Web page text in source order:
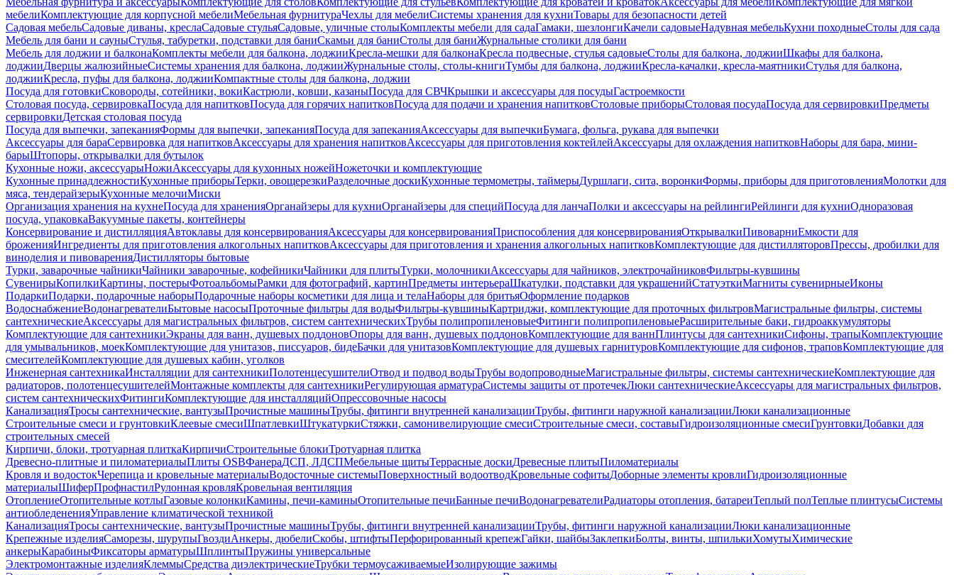
мебелиКомплектующие для корпусной мебелиМебельная фурнитураЧехлы для мебелиСистемы хранения для кухниТовары для безопасности детей
Садовая мебельСадовые диваны, креслаСадовые стульяСадовые, уличные столыКомплекты мебели для садаГамаки, шезлонгиКачели садовыеНадувная мебельКухни походныеСтолы для сада
Мебель для бани и сауныСтулья, табуретки, подставки для баниСкамьи для баниСтолы для баниЖурнальные столики для бани
Мебель для лоджии и балконаКомплекты мебели для балкона, лоджииКресла-мешки для балконаКресла подвесные, стулья садовыеСтолы для балкона, лоджииШкафы для балкона,
лоджииДверцы жалюзийныеСистемы хранения для балкона, лоджииЖурнальные столы, столы-книгиТумбы для балкона, лоджииКресла-качалки, кресла-маятникиСтулья для балкона,
лоджииКресла, пуфы для балкона, лоджииКомпактные столы для балкона, лоджии
Посуда для готовкиСковороды, сотейники, вокиКастрюли, ковши, казаныПосуда для СВЧКрышки и аксессуары для посудыГастроемкости
Столовая посуда, сервировкаПосуда для напитковПосуда для горячих напитковПосуда для подачи и хранения напитковСтоловые приборыСтоловая посудаПосуда для сервировкиПредметы
сервировкиДетская столовая посуда
Посуда для выпечки, запеканияФормы для выпечки, запеканияПосуда для запеканияАксессуары для выпечкиБумага, фольга, рукава для выпечки
Аксессуары для бараСервировка для напитковАксессуары для хранения напитковАксессуары для приготовления коктейлейАксессуары для охлаждения напитковНаборы для бара, мини-
барыШтопоры, открывалки для бутылок
Кухонные ножи, аксессуарыНожиАксессуары для кухонных ножейНожеточки и комплектующие
Кухонные принадлежностиКухонные приборыТерки, овощерезкиРазделочные доскиКухонные термометры, таймерыДуршлаги, сита, воронкиФормы, приборы для приготовленияМолотки для
мяса, тендерайзерыКухонные мелочиМиски
Организация хранения на кухнеПосуда для храненияОрганайзеры для кухниОрганайзеры для специйПосуда для ланчаПолки и аксессуары на рейлингиРейлинги для кухниОдноразовая
посуда, упаковкаВакуумные пакеты, контейнеры
Консервирование и дистилляцияАвтоклавы для консервированияАксессуары для консервированияПриспособления для консервированияОткрывалкиПивоварниЕмкости для
броженияИнгредиенты для приготовления алкогольных напитковАксессуары для приготовления и хранения алкогольных напитковКомплектующие для дистилляторовПрессы, дробилки для
виноделия и пивоваренияДистилляторы бытовые
Турки, заварочные чайникиЧайники заварочные, кофейникиЧайники для плитыТурки, молочникиАксессуары для чайников, электрочайниковФильтры-кувшины
СувенирыКопилкиКартины, постерыФотоальбомыРамки для фотографий, картинПредметы интерьераШкатулки, подставки для украшенийСтатуэткиМагниты сувенирныеИконы
ПодаркиПодарки, подарочные наборыПодарочные наборы косметики для лица и телаНаборы для бритьяОформление подарков
ВодоснабжениеВодонагревателиБытовые насосыПроточные фильтры для водыФильтры-кувшиныКартриджи, комплектующие для проточных фильтровМагистральные фильтры, системы
сантехническиеАксессуары для магистральных фильтров, систем сантехническихТрубы полипропиленовыеФитинги полипропиленовыеРасширительные баки, гидроаккумуляторы
Комплектующие для сантехникиЭкраны для ванн, душевых поддоновОпоры для ванн, душевых поддоновКомплектующие для ваннПлинтусы для сантехникиСифоны, трапыКомплектующие
для умывальников, моекКомплектующие для унитазов, писсуаров, бидеБачки для унитазовКомплектующие для душевых гарнитуровКомплектующие для сифонов, траповКомплектующие для
смесителейКомплектующие для душевых кабин, уголков
Инженерная сантехникаИнсталляции для сантехникиПолотенцесушителиОтвод и подвод водыТрубы водопроводныеМагистральные фильтры, системы сантехническиеКомплектующие для
радиаторов, полотенцесушителейМонтажные комплекты для сантехникиРегулирующая арматураСистемы защиты от протечекЛюки сантехническиеАксессуары для магистральных фильтров,
систем сантехническихФитингиКомплектующие для инсталляцийОпрессовочные насосы
КанализацияТросы сантехнические, вантузыПрочистные машиныТрубы, фитинги внутренней канализацииТрубы, фитинги наружной канализацииЛюки канализационные
Строительные смеси и грунтовкиКлеевые смесиШпатлевкиШтукатуркиСтяжки, самонивелирующие смесиСтроительные смеси, составыГидроизоляционные смесиГрунтовкиДобавки для
строительных смесей
Кирпичи, блоки, тротуарная плиткаКирпичиСтроительные блокиТротуарная плитка
Древесно-плитные и пиломатериалыПлиты OSBФанераДСП, ЛДСПМебельные щитыТеррасные доскиДревесные плитыПиломатериалы
Кровля и водостокЧерепица и кровельные материалыВодосточные системыПоверхностный водоотводКровельные софитыДоборные элементы кровлиГидроизоляционные
материалыШиферПрофнастилРулонная кровляКровельная вентиляция
ОтоплениеОтопительные котлыГазовые колонкиКамины, печи-каминыОтопительные печиБанные печиВодонагревателиРадиаторы отопления, батареиТеплый полТеплые плинтусыСистемы
антиобледененияУправление климатической техникой
КанализацияТросы сантехнические, вантузыПрочистные машиныТрубы, фитинги внутренней канализацииТрубы, фитинги наружной канализацииЛюки канализационные
Крепежные изделияСаморезы, шурупыГвоздиАнкеры, дюбелиСкобы, штифтыПерфорированный крепежГайки, шайбыЗаклепкиБолты, винты, шпилькиХомутыХимические
анкерыКарабиныФиксаторы арматурыШплинтыПружины универсальные
Электромонтажные изделияКлеммыСредства диэлектрическиеТрубки термоусаживаемыеИзолирующие зажимы